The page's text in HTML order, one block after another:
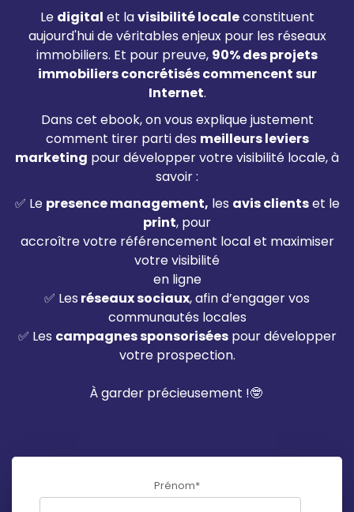
Le digital et lavisibilité localeconstituent
aujourd'hui de véritables enjeux pour les réseaux
immobiliers. Et pour preuve, 90% des projets
immobiliers concrétisés commencent sur
Internet.
Dans cet ebook, on vous explique justement
comment tirer parti des meilleurs leviers
marketing pour développer votre visibilité locale, à
savoir :
✅ Le presence management, les avis clientset le
print, pour
accroître votre référencement local et maximiser
votre visibilité
en ligne
✅ Les réseaux sociaux, afin d’engager vos
communautés locales
✅ Les campagnes sponsoriséespour développer
votre prospection.
À garder précieusement !🤓
Prénom*